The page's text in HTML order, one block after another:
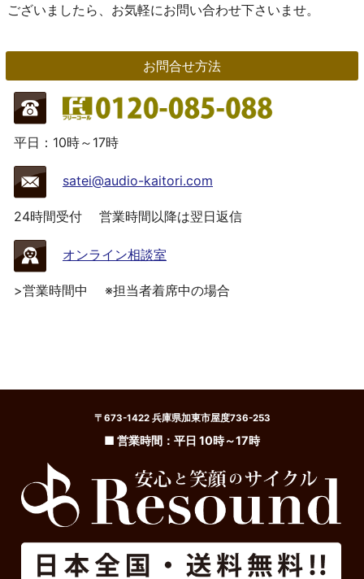
ございましたら、お気軽にお問い合わせ下さいませ。
お問合せ方法
平日：10時～17時
satei@audio-kaitori.com
24時間受付 営業時間以降は翌日返信
オンライン相談室
>営業時間中 ※担当者着席中の場合
〒673-1422 兵庫県加東市屋度736-253
■ 営業時間：平日 10時～17時